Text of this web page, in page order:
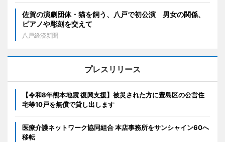
佐賀の演劇団体・猫を飼う、八戸で初公演 男女の関係、
ピアノや彫刻を交えて
八戸経済新聞
プレスリリース
【令和8年熊本地震 復興支援】被災された方に豊島区の公営住
宅等10戸を無償で貸し出します
医療介護ネットワーク協同組合 本店事務所をサンシャイン60へ
移転